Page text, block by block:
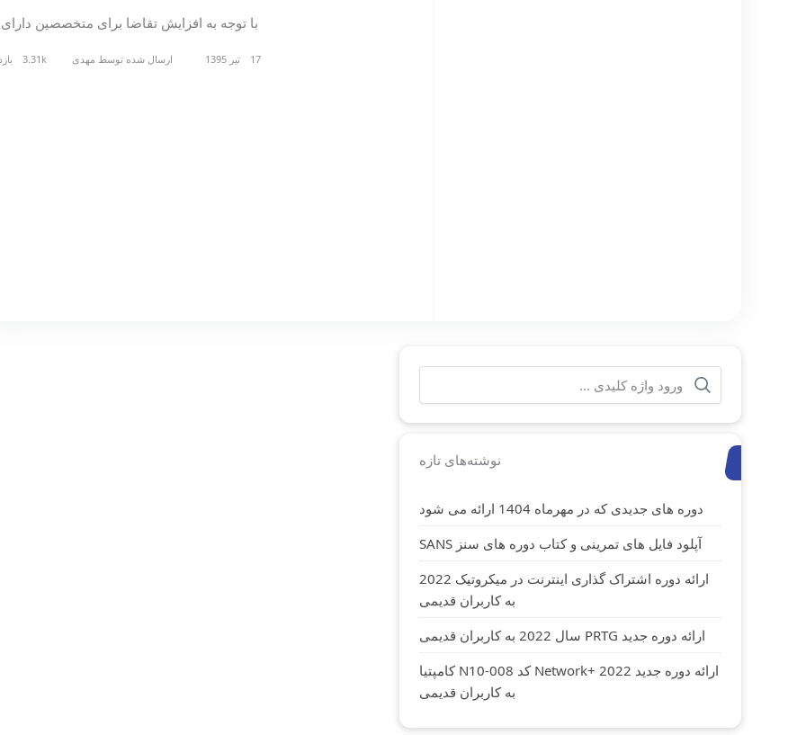
با توجه به افزایش تقاضا برای متخصصین
17 تیر 1395 ارسال شده توسط مهدی 3.31k بازدید
جستجو
برای:
نوشته‌های تازه
دوره های جدیدی که در مهرماه 1404 ارائه می شود
آپلود فایل های تمرینی و کتاب دوره های سنز SANS
ارائه دوره اشتراک گذاری اینترنت در میکروتیک 2022
به کاربران قدیمی
ارائه دوره جدید PRTG سال 2022 به کاربران قدیمی
ارائه دوره جدید Network+ 2022 کد N10-008 کامپتیا
به کاربران قدیمی